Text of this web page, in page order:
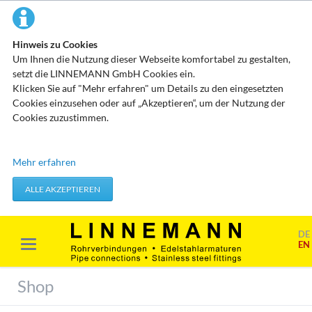
Hinweis zu Cookies
Um Ihnen die Nutzung dieser Webseite komfortabel zu gestalten,
setzt die LINNEMANN GmbH Cookies ein.
Klicken Sie auf "Mehr erfahren" um Details zu den eingesetzten
Cookies einzusehen oder auf „Akzeptieren“, um der Nutzung der
Cookies zuzustimmen.
Technisch erforderliche Cookies
werden verwendet um von Ihnen getätigte Aktionen, wie etwa das
Festlegen Ihrer Datenschutzeinstellungen zu übernehmen.
Erforderliche Cookies akzeptieren
Marketing & Analyse
ausgewertet werden. Das geschieht vor allem mit Cookies und mit
sogenannten Analyseprogrammen. Die Analyse Ihres Surf-
Mehr erfahren
ALLE AKZEPTIEREN
DE
EN
Shop